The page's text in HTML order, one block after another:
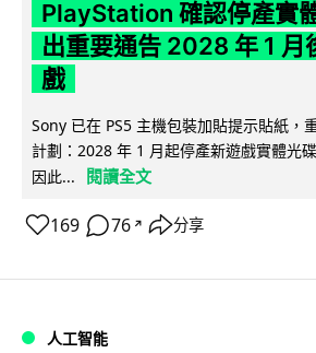
PlayStation 確認停產實
出重要通告 2028 年 1 月
戲
Sony 已在 PS5 主機包裝加貼提示貼紙，
計劃：2028 年 1 月起停產新遊戲實體光
因此...
閱讀全文
169 76 ↗ 分享
人工智能